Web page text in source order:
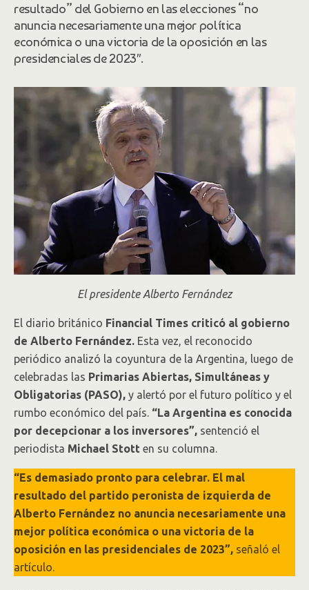
resultado” del Gobierno en las elecciones “no
anuncia necesariamente una mejor política
económica o una victoria de la oposición en las
presidenciales de 2023″.
El presidente Alberto Fernández
El diario británico Financial Times criticó al gobierno
de Alberto Fernández. Esta vez, el reconocido
periódico analizó la coyuntura de la Argentina, luego de
celebradas las Primarias Abiertas, Simultáneas y
Obligatorias (PASO), y alertó por el futuro político y el
rumbo económico del país. “La Argentina es conocida
por decepcionar a los inversores”, sentenció el
periodista Michael Stott en su columna.
“Es demasiado pronto para celebrar. El mal
resultado del partido peronista de izquierda de
Alberto Fernández no anuncia necesariamente una
mejor política económica o una victoria de la
oposición en las presidenciales de 2023”, señaló el
artículo.